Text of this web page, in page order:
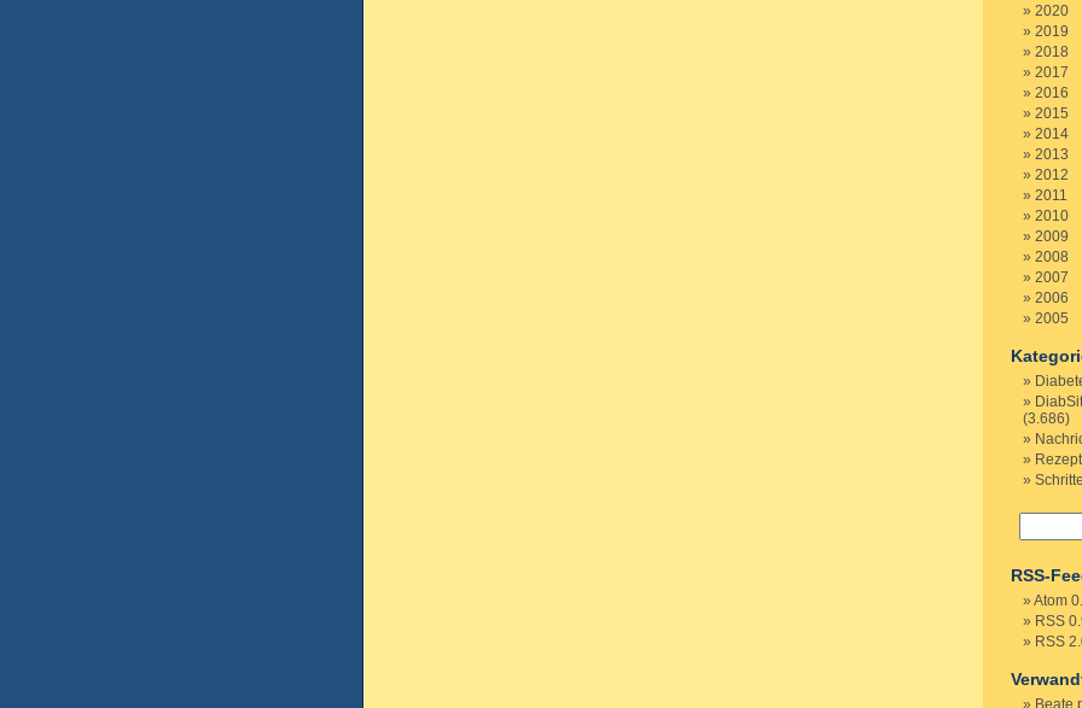
2020
2019
2018
2017
2016
2015
2014
2013
2012
2011
2010
2009
2008
2007
2006
2005
(3.686)
RSS-
Atom
RSS
RSS
Beate